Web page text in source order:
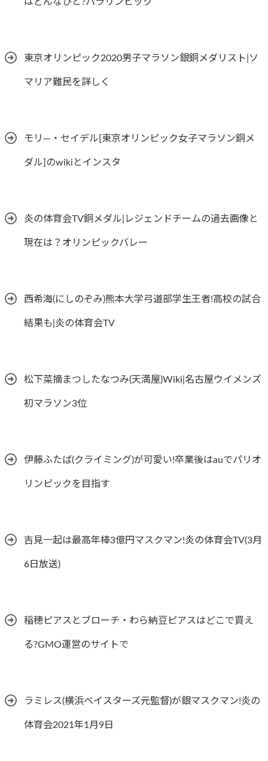
東京オリンピック2020男子マラソン銀銅メダリスト|ソ
マリア難民を詳しく
モリ―・セイデル[東京オリンピック女子マラソン銅メ
ダル]のwikiとインスタ
炎の体育会TV銅メダル|レジェンドチームの過去画像と
現在は？オリンピックバレー
西希海(にしのぞみ)熊本大学弓道部学生王者!高校の試合
結果も|炎の体育会TV
松下菜摘まつしたなつみ(天満屋)Wiki|名古屋ウイメンズ
初マラソン3位
伊藤ふたば(クライミング)が可愛い!卒業後はauでパリオ
リンピックを目指す
吉見一起は最高年棒3億円マスクマン!炎の体育会TV(3月
6日放送)
稲穂ピアスとブローチ・わら納豆ピアスはどこで買え
る?GMO運営のサイトで
ラミレス(横浜ベイスターズ元監督)が銀マスクマン!炎の
体育会2021年1月9日